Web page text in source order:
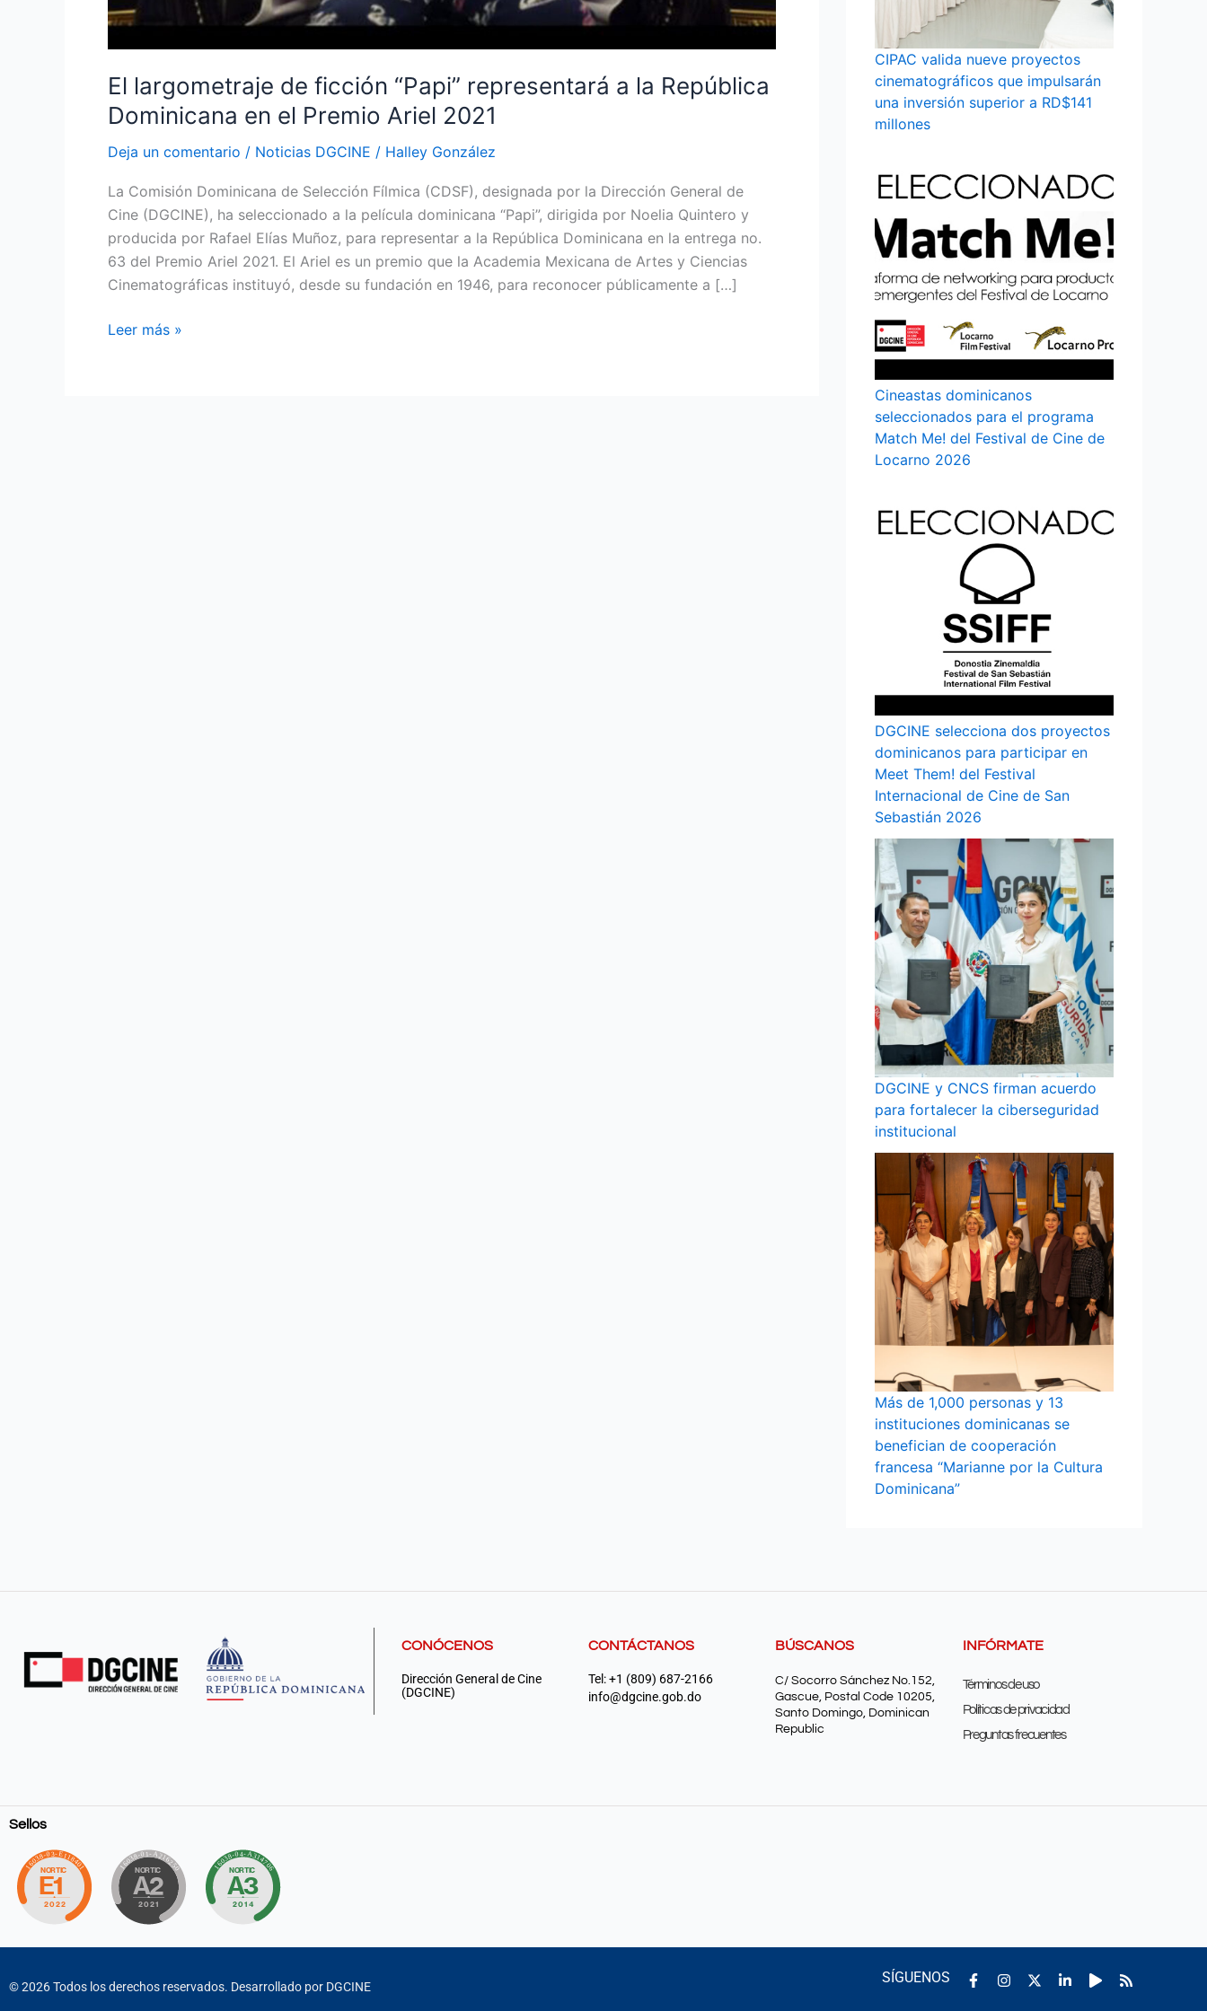
El largometraje de ficción “Papi” representará a la República
Dominicana en el Premio Ariel 2021
Deja un comentario / Noticias DGCINE / Halley González
La Comisión Dominicana de Selección Fílmica (CDSF), designada por la Dirección General de
Cine (DGCINE), ha seleccionado a la película dominicana “Papi”, dirigida por Noelia Quintero y
producida por Rafael Elías Muñoz, para representar a la República Dominicana en la entrega no.
63 del Premio Ariel 2021. El Ariel es un premio que la Academia Mexicana de Artes y Ciencias
Cinematográficas instituyó, desde su fundación en 1946, para reconocer públicamente a […]
Leer más »
CIPAC valida nueve proyectos
cinematográficos que impulsarán
una inversión superior a RD$141
millones
Cineastas dominicanos
seleccionados para el programa
Match Me! del Festival de Cine de
Locarno 2026
DGCINE selecciona dos proyectos
dominicanos para participar en
Meet Them! del Festival
Internacional de Cine de San
Sebastián 2026
DGCINE y CNCS firman acuerdo
para fortalecer la ciberseguridad
institucional
Más de 1,000 personas y 13
instituciones dominicanas se
benefician de cooperación
francesa “Marianne por la Cultura
Dominicana”
CONÓCENOS
Dirección General de Cine
(DGCINE)
CONTÁCTANOS
Tel: +1 (809) 687-2166
info@dgcine.gob.do
BÚSCANOS
C/ Socorro Sánchez No.152,
Gascue, Postal Code 10205,
Santo Domingo, Dominican
Republic
INFÓRMATE
Términos de uso
Políticas de privacidad
Preguntas frecuentes
Sellos
©2026Todos los derechos reservados. Desarrollado por DGCINE
SÍGUENOS
Facebook-
f
InstagramLinkedin-
in
PlayRss